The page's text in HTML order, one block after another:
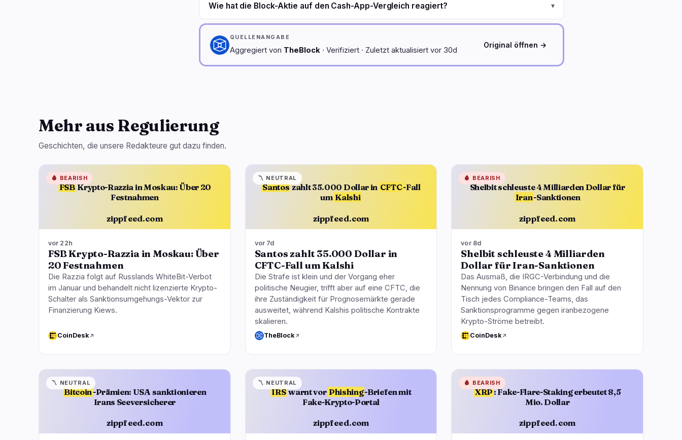
Wie hat die Block-Aktie auf den Cash-App-Vergleich reagiert? ▾
QUELLENANGABE
Aggregiert von TheBlock · Verifiziert · Zuletzt aktualisiert vor 30d
Original öffnen →
Mehr aus Regulierung
Geschichten, die unsere Redakteure gut dazu finden.
FSBKrypto-Razzia in Moskau: Über 20
Festnahmen
zippfeed.com
🩸 BEARISH
vor 22h
FSB Krypto-Razzia in Moskau: Über
20 Festnahmen
Die Razzia folgt auf Russlands WhiteBit-Verbot
im Januar und behandelt nicht lizenzierte Krypto-
Schalter als Sanktionsumgehungs-Vektor zur
Finanzierung Kiews.
CoinDesk
Santoszahlt 35.000 Dollar in CFTC-Fall
um Kalshi
zippfeed.com
〽️ NEUTRAL
vor 7d
Santos zahlt 35.000 Dollar in
CFTC-Fall um Kalshi
Die Strafe ist klein und der Vorgang eher
politische Neugier, trifft aber auf eine CFTC, die
ihre Zuständigkeit für Prognosemärkte gerade
ausweitet, während Kalshis politische Kontrakte
skalieren.
TheBlock
Shelbit schleuste 4 Milliarden Dollar für
Iran-Sanktionen
zippfeed.com
🩸 BEARISH
vor 8d
Shelbit schleuste 4 Milliarden
Dollar für Iran-Sanktionen
Das Ausmaß, die IRGC-Verbindung und die
Nennung von Binance bringen den Fall auf den
Tisch jedes Compliance-Teams, das
Sanktionsprogramme gegen iranbezogene
Krypto-Ströme betreibt.
CoinDesk
Bitcoin-Prämien: USA sanktionieren
Irans Seeversicherer
zippfeed.com
〽️ NEUTRAL
IRSwarnt vor Phishing-Briefen mit
Fake-Krypto-Portal
zippfeed.com
〽️ NEUTRAL
XRP: Fake-Flare-Staking erbeutet 8,5
Mio. Dollar
zippfeed.com
🩸 BEARISH